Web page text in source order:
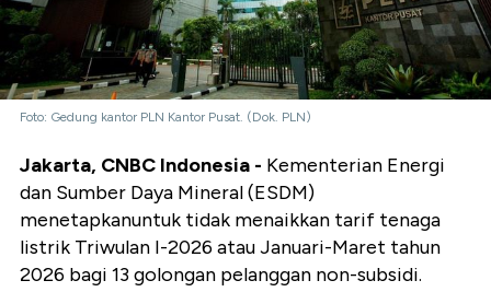
Foto: Gedung kantor PLN Kantor Pusat. (Dok. PLN)
Jakarta, CNBC Indonesia - Kementerian Energi
dan Sumber Daya Mineral (ESDM)
menetapkanuntuk tidak menaikkan tarif tenaga
listrik Triwulan I-2026 atau Januari-Maret tahun
2026 bagi 13 golongan pelanggan non-subsidi.